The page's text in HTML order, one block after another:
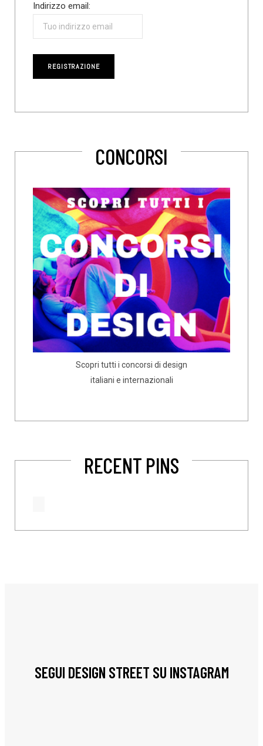
Indirizzo email:
CONCORSI
Scopri tutti i concorsi di design
italiani e internazionali
RECENT PINS
SEGUI DESIGN STREET SU INSTAGRAM